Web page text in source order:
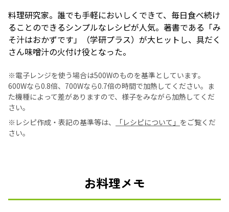
料理研究家。誰でも手軽においしくできて、毎日食べ続け
ることのできるシンプルなレシピが人気。著書である「み
そ汁はおかずです」（学研プラス）が大ヒットし、具だく
さん味噌汁の火付け役となった。
※電子レンジを使う場合は500Wのものを基準としています。
600Wなら0.8倍、700Wなら0.7倍の時間で加熱してください。ま
た機種によって差がありますので、様子をみながら加熱してくだ
さい。
※レシピ作成・表記の基準等は、
「レシピについて」 をご覧くだ
さい。
お料理メモ